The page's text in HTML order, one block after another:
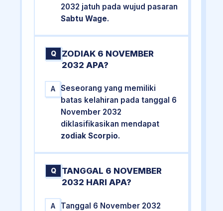
2032 jatuh pada wujud pasaran
Sabtu Wage.
Q
ZODIAK 6 NOVEMBER
2032 APA?
A
Seseorang yang memiliki
batas kelahiran pada tanggal 6
November 2032
diklasifikasikan mendapat
zodiak Scorpio.
Q
TANGGAL 6 NOVEMBER
2032 HARI APA?
A
Tanggal 6 November 2032